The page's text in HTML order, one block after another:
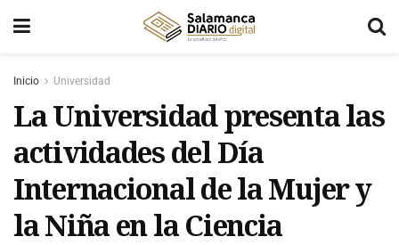
Inicio Universidad
La Universidad presenta las
actividades del Día
Internacional de la Mujer y
la Niña en la Ciencia